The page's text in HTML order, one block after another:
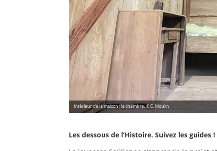
Intérieur de la maison : la chambre. © C. Moulin
Les dessous de l’Histoire. Suivez les guides !